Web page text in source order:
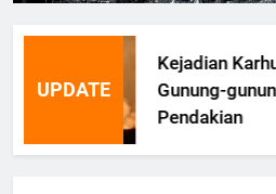
UPDATE
Kejadian
Gunung-gunung
Pendakian